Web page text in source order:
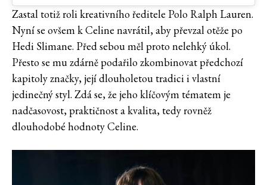
Zastal totiž roli kreativního ředitele Polo Ralph Lauren.
Nyní se ovšem k Celine navrátil, aby převzal otěže po
Hedi Slimane. Před sebou měl proto nelehký úkol.
Přesto se mu zdárně podařilo zkombinovat předchozí
kapitoly značky, její dlouholetou tradici i vlastní
jedinečný styl. Zdá se, že jeho klíčovým tématem je
nadčasovost, praktičnost a kvalita, tedy rovněž
dlouhodobé hodnoty Celine.